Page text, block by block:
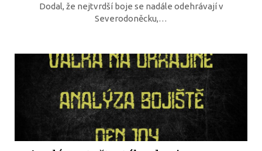
Dodal, že nejtvrdší boje se nadále odehrávají v
Severodoněcku,…